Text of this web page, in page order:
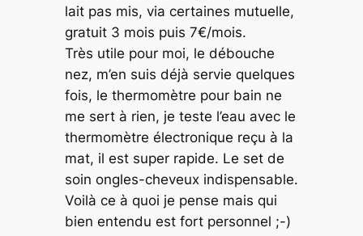
lait pas mis, via certaines mutuelle,
gratuit 3 mois puis 7€/mois.
Très utile pour moi, le débouche
nez, m’en suis déjà servie quelques
fois, le thermomètre pour bain ne
me sert à rien, je teste l’eau avec le
thermomètre électronique reçu à la
mat, il est super rapide. Le set de
soin ongles-cheveux indispensable.
Voilà ce à quoi je pense mais qui
bien entendu est fort personnel ;-)